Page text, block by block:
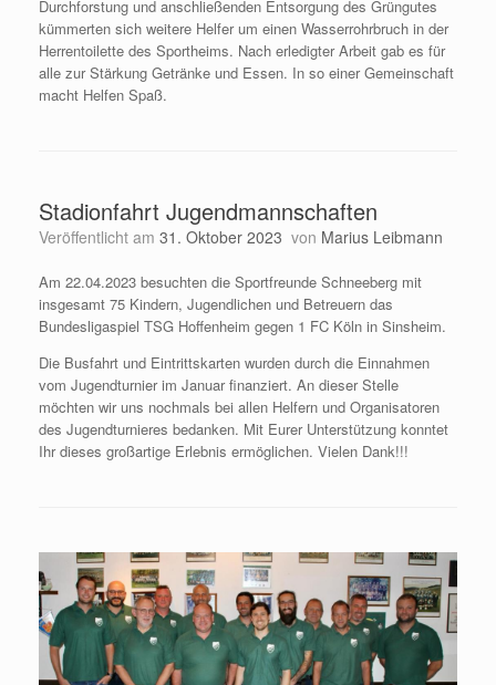
Durchforstung und anschließenden Entsorgung des Grüngutes
kümmerten sich weitere Helfer um einen Wasserrohrbruch in der
Herrentoilette des Sportheims. Nach erledigter Arbeit gab es für
alle zur Stärkung Getränke und Essen. In so einer Gemeinschaft
macht Helfen Spaß.
Stadionfahrt Jugendmannschaften
Veröffentlicht am 31. Oktober 2023 von Marius Leibmann
Am 22.04.2023 besuchten die Sportfreunde Schneeberg mit
insgesamt 75 Kindern, Jugendlichen und Betreuern das
Bundesligaspiel TSG Hoffenheim gegen 1 FC Köln in Sinsheim.
Die Busfahrt und Eintrittskarten wurden durch die Einnahmen
vom Jugendturnier im Januar finanziert. An dieser Stelle
möchten wir uns nochmals bei allen Helfern und Organisatoren
des Jugendturnieres bedanken. Mit Eurer Unterstützung konntet
Ihr dieses großartige Erlebnis ermöglichen. Vielen Dank!!!